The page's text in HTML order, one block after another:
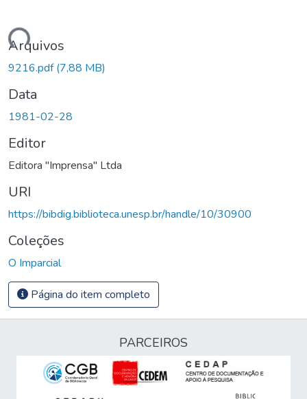
Arquivos
9216.pdf(7,88 MB)
Data
1981-02-28
Editor
Editora "Imprensa" Ltda
URI
https://bibdig.biblioteca.unesp.br/handle/10/30900
Coleções
O Imparcial
Página do item completo
PARCEIROS